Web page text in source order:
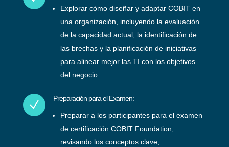
Explorar cómo diseñar y adaptar COBIT en
una organización, incluyendo la evaluación
de la capacidad actual, la identificación de
las brechas y la planificación de iniciativas
para alinear mejor las TI con los objetivos
del negocio.
N Preparación para el Examen:
Preparar a los participantes para el examen
de certificación COBIT Foundation,
revisando los conceptos clave,